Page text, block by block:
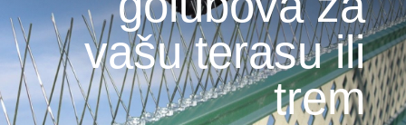
vašu terasu ili
trem